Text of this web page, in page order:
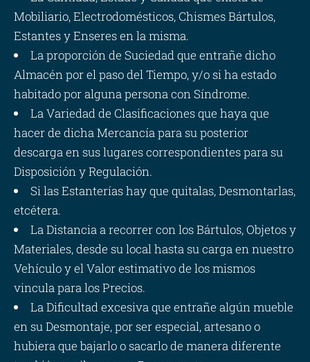
Mobiliario, Electrodomésticos, Chismes Bártulos,
Estantes y Enseres en la misma.
La proporción de Suciedad que entrañe dicho
Almacén por el paso del Tiempo, y/o si ha estado
habitado por alguna persona con Síndrome.
La Variedad de Clasificaciones que haya que
hacer de dicha Mercancía para su posterior
descarga en sus lugares correspondientes para su
Disposición y Regulación.
Si las Estanterías hay que quitalas, Desmontarlas,
etcétera.
La Distancia a recorrer con los Bártulos, Objetos y
Materiales, desde su local hasta su carga en nuestro
Vehículo y el Valor estimativo de los mismos
vincula para los Precios.
La Dificultad excesiva que entrañe algún mueble
en su Desmontaje, por ser especial, artesano o
hubiera que bajarlo o sacarlo de manera diferente